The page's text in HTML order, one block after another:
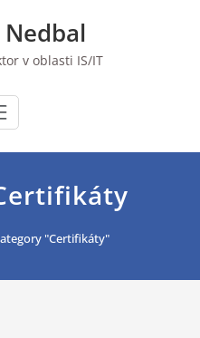
Nedbal
v oblasti IS/IT
"Certifikáty"